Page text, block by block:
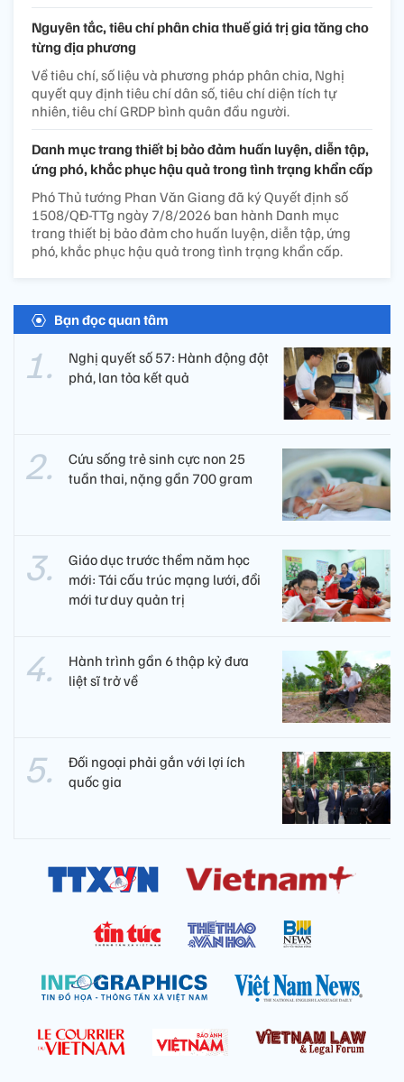
Nguyên tắc, tiêu chí phân chia thuế giá trị gia tăng cho
từng địa phương
Về tiêu chí, số liệu và phương pháp phân chia, Nghị
quyết quy định tiêu chí dân số, tiêu chí diện tích tự
nhiên, tiêu chí GRDP bình quân đầu người.
Danh mục trang thiết bị bảo đảm huấn luyện, diễn tập,
ứng phó, khắc phục hậu quả trong tình trạng khẩn cấp
Phó Thủ tướng Phan Văn Giang đã ký Quyết định số
1508/QĐ-TTg ngày 7/8/2026 ban hành Danh mục
trang thiết bị bảo đảm cho huấn luyện, diễn tập, ứng
phó, khắc phục hậu quả trong tình trạng khẩn cấp.
Bạn đọc quan tâm
Nghị quyết số 57: Hành động đột
phá, lan tỏa kết quả
Cứu sống trẻ sinh cực non 25
tuần thai, nặng gần 700 gram
Giáo dục trước thềm năm học
mới: Tái cấu trúc mạng lưới, đổi
mới tư duy quản trị
Hành trình gần 6 thập kỷ đưa
liệt sĩ trở về
Đối ngoại phải gắn với lợi ích
quốc gia